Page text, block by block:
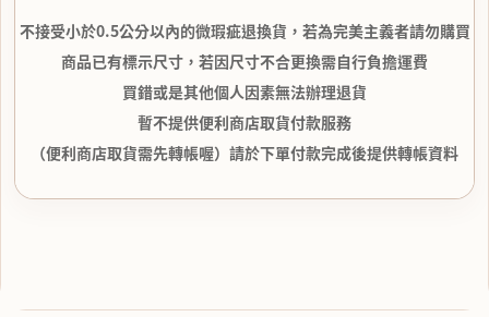
不接受小於0.5公分以內的微瑕疵退換貨，若為完美主義者請勿購買
商品已有標示尺寸，若因尺寸不合更換需自行負擔運費
買錯或是其他個人因素無法辦理退貨
暫不提供便利商店取貨付款服務
（便利商店取貨需先轉帳喔）請於下單付款完成後提供轉帳資料